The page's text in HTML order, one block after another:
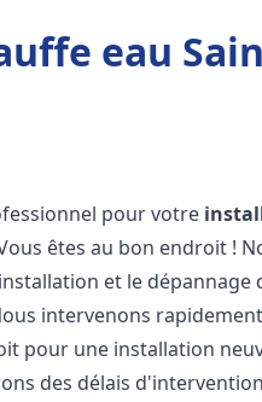
eau
pour votre
êtes au bon endroit !
et le
intervenons
pour une installation
des délais